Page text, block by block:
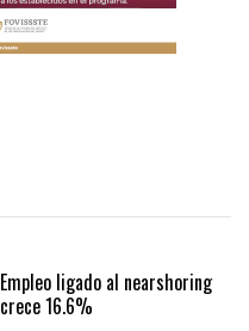
Empleo ligado al nearshoring
crece 16.6%